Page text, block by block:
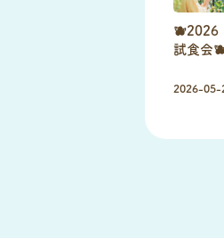
🫐2026
試食会
2026-05-